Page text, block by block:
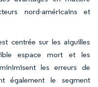
nord-américains et
centrée sur les aiguilles
espace mort et les
les erreurs de
également le segment